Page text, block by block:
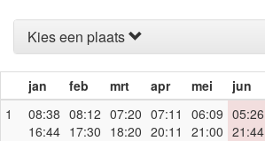
Kies een plaats
jan feb mrt apr mei jun
1
08:38
16:44
08:12
17:30
07:20
18:20
07:11
20:11
06:09
21:00
05:26
21:44